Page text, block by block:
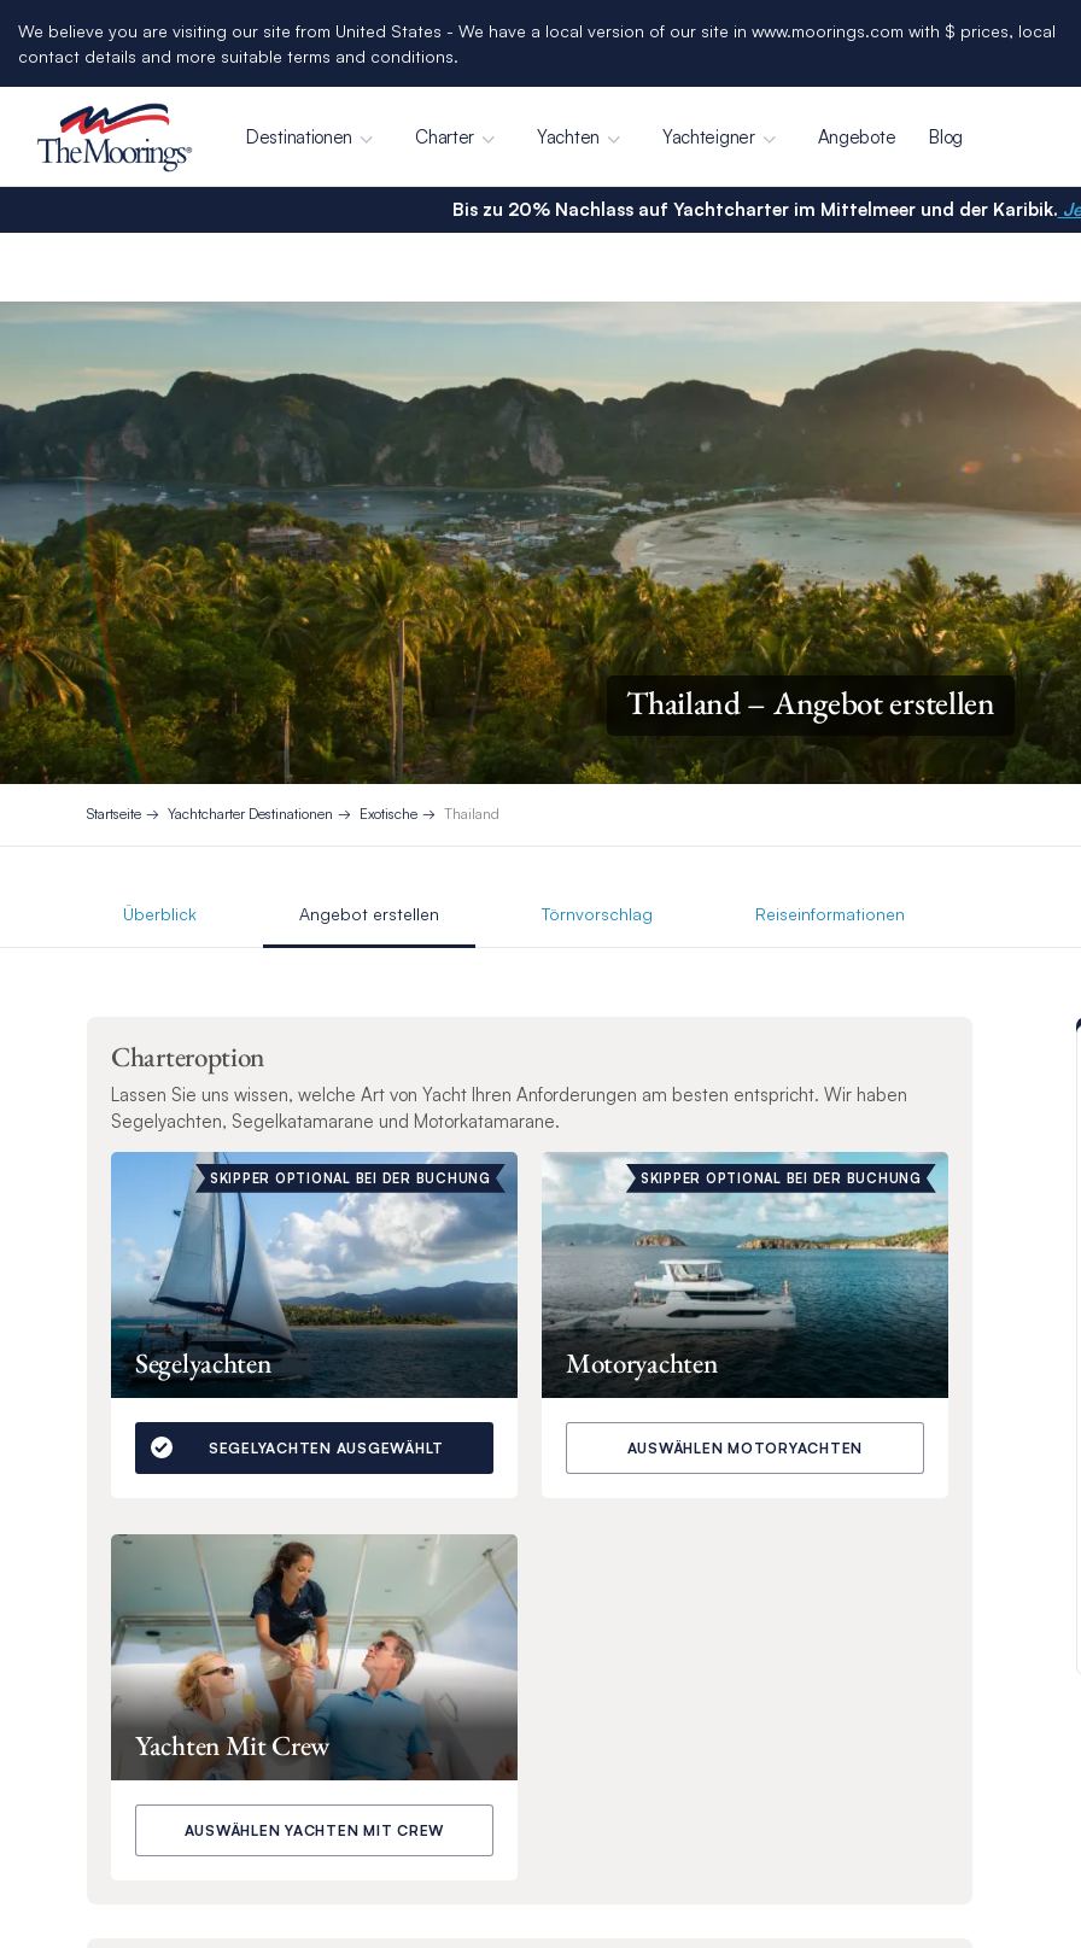
We believe you are visiting our site from United States - We have a local version of our site in www.moorings.com with $ prices, local
contact details and more suitable terms and conditions.
Destinationen Charter Yachten Yachteigner Angebote Blog
Bis zu 20% Nachlass auf Yachtcharter im Mittelmeer und der Karibik.
Thailand – Angebot erstellen
Startseite Yachtcharter Destinationen Exotische Thailand
Überblick Angebot erstellen Törnvorschlag Reiseinformationen
Charteroption
Lassen Sie uns wissen, welche Art von Yacht Ihren Anforderungen am besten entspricht. Wir haben
Segelyachten, Segelkatamarane und Motorkatamarane.
SKIPPER OPTIONAL BEI DER BUCHUNG
Segelyachten
SEGELYACHTEN AUSGEWÄHLT
SKIPPER OPTIONAL BEI DER BUCHUNG
Motoryachten
AUSWÄHLEN MOTORYACHTEN
Yachten Mit Crew
AUSWÄHLEN YACHTEN MIT CREW